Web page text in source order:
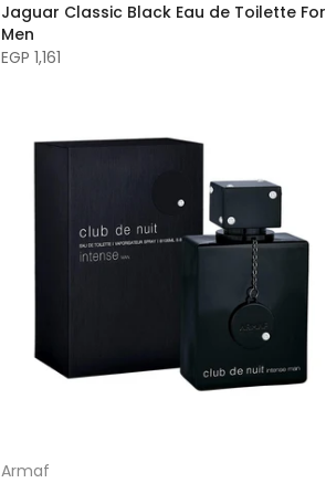
Jaguar Classic Black Eau de Toilette For
Men
EGP 1,161
Armaf